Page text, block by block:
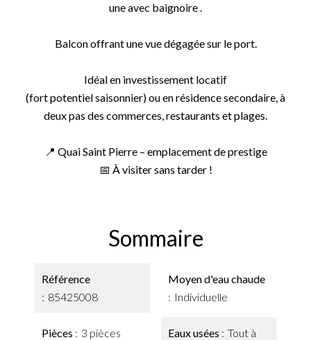
une avec baignoire .
Balcon offrant une vue dégagée sur le port.
Idéal en investissement locatif
(fort potentiel saisonnier) ou en résidence secondaire, à
deux pas des commerces, restaurants et plages.
📍 Quai Saint Pierre – emplacement de prestige
📅 À visiter sans tarder !
Sommaire
Référence
85425008
Pièces 3 pièces
Moyen d'eau chaude
Individuelle
Eaux usées
Tout à